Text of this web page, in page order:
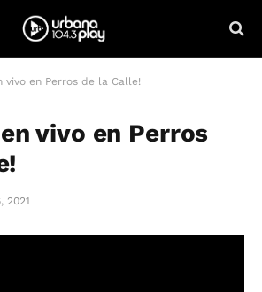
vivo en Perros de la Calle!
en vivo en Perros
2021